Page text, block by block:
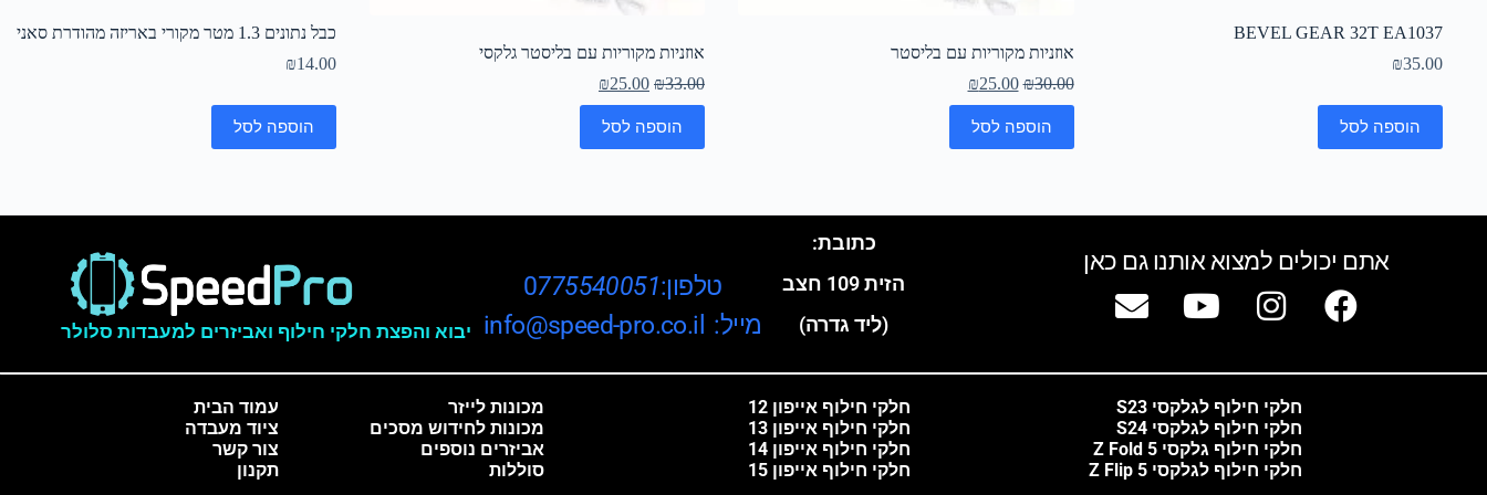
BEVEL GEAR 32T EA1037
₪35.00
הוספה לסל
אוזניות מקוריות עם בליסטר
₪30.00
₪25.00
הוספה לסל
אוזניות מקוריות עם בליסטר גלקסי
₪33.00
₪25.00
הוספה לסל
כבל נתונים 1.3 מטר מקורי באריזה מהודרת סאני
₪14.00
הוספה לסל
אתם יכולים למצוא אותנו גם כאן
יבוא והפצת חלקי חילוף ואביזרים למעבדות סלולר
טלפון:0775540051
מייל: info@speed-pro.co.il
כתובת:
הזית 109 חצב
(ליד גדרה)
עמוד הבית
ציוד מעבדה
צור קשר
תקנון
מכונות לייזר
מכונות לחידוש מסכים
אביזרים נוספים
סוללות
חלקי חילוף אייפון 12
חלקי חילוף אייפון 13
חלקי חילוף אייפון 14
חלקי חילוף אייפון 15
חלקי חילוף לגלקסי S23
חלקי חילוף לגלקסי S24
חלקי חילוף גלקסי Z Fold 5
חלקי חילוף לגלקסי Z Flip 5